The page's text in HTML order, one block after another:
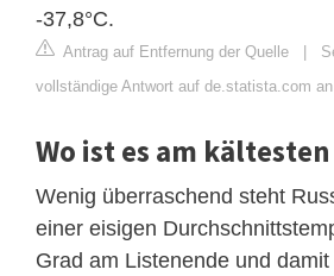
-37,8°C.
Antrag auf Entfernung der Quelle |
vollständige Antwort auf de.statista.com an
Wo ist es am
Wenig überraschend steht
einer eisigen
Grad am Listenende und